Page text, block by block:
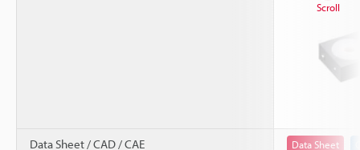
Data Sheet / CAD / CAE Data Sheet
Scroll